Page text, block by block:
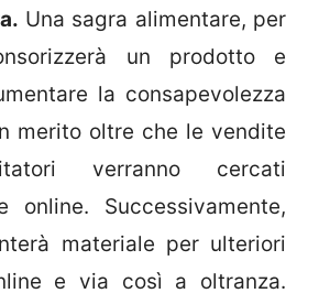
Una sagra alimentare, per
un prodotto e
la consapevolezza
merito oltre che le vendite
verranno cercati
online. Successivamente,
materiale per ulteriori
e via così a oltranza.